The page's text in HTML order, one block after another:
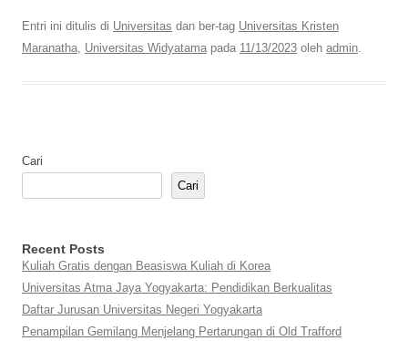
Entri ini ditulis di Universitas dan ber-tag Universitas Kristen
Maranatha Universitas Widyatama pada 11/13/2023 oleh admin
Cari
Cari
Recent Posts
Kuliah Gratis dengan Beasiswa Kuliah di Korea
Universitas Atma Jaya Yogyakarta: Pendidikan Berkualitas
Daftar Jurusan Universitas Negeri Yogyakarta
Penampilan Gemilang Menjelang Pertarungan di Old Trafford